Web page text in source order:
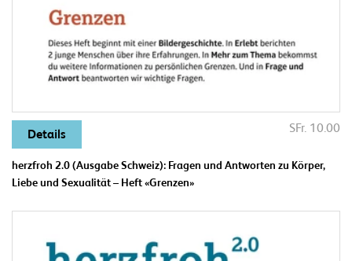
Details SFr. 10.00
herzfroh 2.0 (Ausgabe Schweiz): Fragen und Antworten zu Körper,
Liebe und Sexualität – Heft «Grenzen»